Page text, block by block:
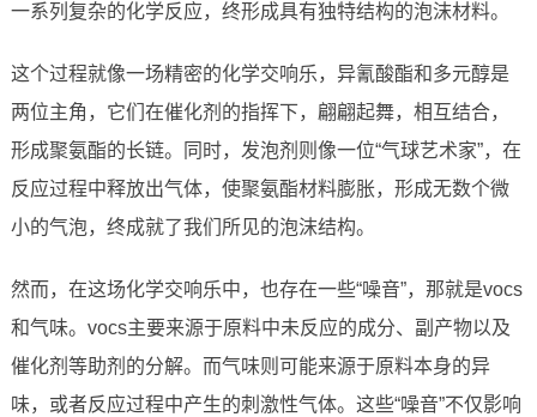
一系列复杂的化学反应，终形成具有独特结构的泡沫材料。
这个过程就像一场精密的化学交响乐，异氰酸酯和多元醇是
两位主角，它们在催化剂的指挥下，翩翩起舞，相互结合，
形成聚氨酯的长链。同时，发泡剂则像一位“气球艺术家”，在
反应过程中释放出气体，使聚氨酯材料膨胀，形成无数个微
小的气泡，终成就了我们所见的泡沫结构。
然而，在这场化学交响乐中，也存在一些“噪音”，那就是vocs
和气味。vocs主要来源于原料中未反应的成分、副产物以及
催化剂等助剂的分解。而气味则可能来源于原料本身的异
味，或者反应过程中产生的刺激性气体。这些“噪音”不仅影响